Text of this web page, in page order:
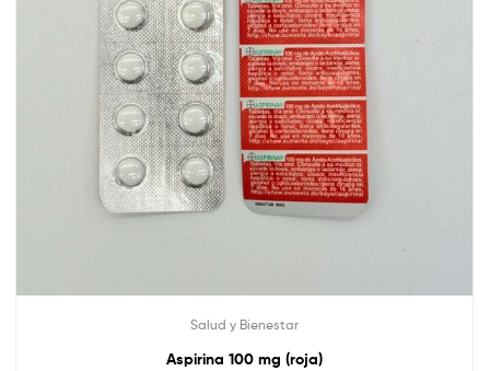
Salud y Bienestar
Aspirina 100 mg (roja)